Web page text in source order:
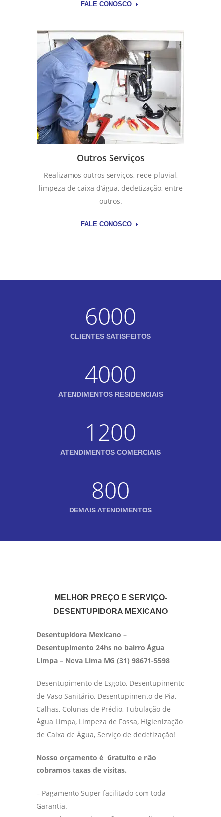
FALE CONOSCO
Outros Serviços
Realizamos outros serviços, rede pluvial,
limpeza de caixa d’água, dedetização, entre
outros.
FALE CONOSCO
6000
CLIENTES SATISFEITOS
4000
ATENDIMENTOS RESIDENCIAIS
1200
ATENDIMENTOS COMERCIAIS
800
DEMAIS ATENDIMENTOS
MELHOR PREÇO E SERVIÇO-
DESENTUPIDORA MEXICANO
Desentupidora Mexicano –
Desentupimento 24hs no bairro Àgua
Limpa – Nova Lima MG (31) 98671-5598
Desentupimento de Esgoto, Desentupimento
de Vaso Sanitário, Desentupimento de Pia,
Calhas, Colunas de Prédio, Tubulação de
Água Limpa, Limpeza de Fossa, Higienização
de Caixa de Água, Serviço de dedetização!
Nosso orçamento é Gratuito e não
cobramos taxas de visitas.
– Pagamento Super facilitado com toda
Garantia.